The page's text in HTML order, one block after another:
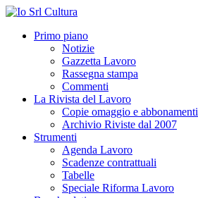
Primo piano
Notizie
Gazzetta Lavoro
Rassegna stampa
Commenti
La Rivista del Lavoro
Copie omaggio e abbonamenti
Archivio Riviste dal 2007
Strumenti
Agenda Lavoro
Scadenze contrattuali
Tabelle
Speciale Riforma Lavoro